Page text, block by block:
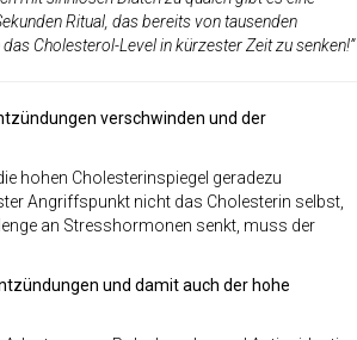
Ritual, das bereits von tausenden
Cholesterol-Level in kürzester Zeit zu senken!”
verschwinden und der
hohen Cholesterinspiegel geradezu
Angriffspunkt nicht das Cholesterin selbst,
an Stresshormonen senkt, muss der
und damit auch der hohe